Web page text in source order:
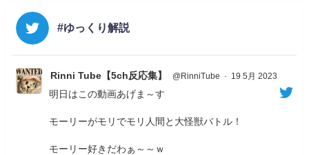
#ゆっくり解説
Rinni Tube【5ch反応集】 @RinniTube · 19 5月 2023
明日はこの動画あげま～す
モーリーがモリでモリ人間と大怪獣バトル！
モーリー好きだわぁ～～ｗ